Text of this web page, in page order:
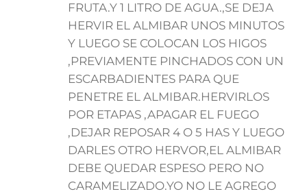
FRUTA.Y 1 LITRO DE AGUA.,SE DEJA
HERVIR EL ALMIBAR UNOS MINUTOS
Y LUEGO SE COLOCAN LOS HIGOS
,PREVIAMENTE PINCHADOS CON UN
ESCARBADIENTES PARA QUE
PENETRE EL ALMIBAR.HERVIRLOS
POR ETAPAS ,APAGAR EL FUEGO
,DEJAR REPOSAR 4 O 5 HAS Y LUEGO
DARLES OTRO HERVOR,EL ALMIBAR
DEBE QUEDAR ESPESO PERO NO
CARAMELIZADO.YO NO LE AGREGO